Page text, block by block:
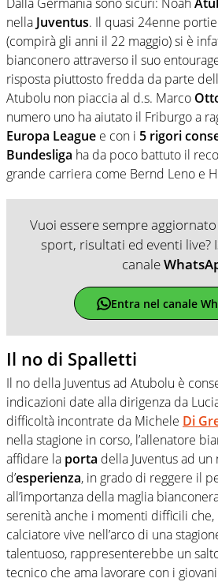
Dalla Germania sono sicuri: Noah
nella Juventus. Il quasi 24enne
(compirà gli anni il 22 maggio) si è
bianconero attraverso il suo
risposta piuttosto fredda da parte
Atubolu non piaccia al d.s. Marco
numero uno ha aiutato il Friburgo a
Europa League e con i 5 rigori
Bundesliga ha da poco battuto il
grande carriera come Bernd Leno e
Vuoi essere sempre
sport, risultati ed eventi live?
canale
Entra nel canale
Il no di Spalletti
Il no della Juventus ad Atubolu è
indicazioni date alla dirigenza da
difficoltà incontrate da Michele Di
nella stagione in corso, l’allenatore
affidare la porta della Juventus ad
d’esperienza, in grado di reggere il
all’importanza della maglia
serenità anche i momenti difficili
calciatore vive nell’arco di una
talentuoso, rappresenterebbe un
tecnico che ama lavorare con i